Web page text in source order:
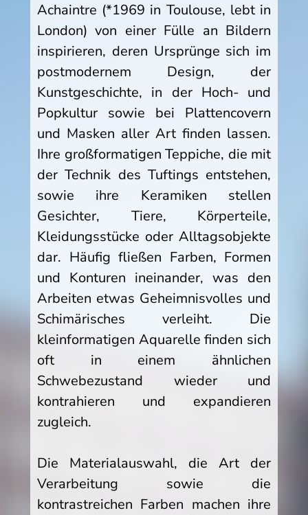
Achaintre (*1969 in Toulouse, lebt in
London) von einer Fülle an Bildern
inspirieren, deren Ursprünge sich im
postmodernem Design, der
Kunstgeschichte, in der Hoch- und
Popkultur sowie bei Plattencovern
und Masken aller Art finden lassen.
Ihre großformatigen Teppiche, die mit
der Technik des Tuftings entstehen,
sowie ihre Keramiken stellen
Gesichter, Tiere, Körperteile,
Kleidungsstücke oder Alltagsobjekte
dar. Häufig fließen Farben, Formen
und Konturen ineinander, was den
Arbeiten etwas Geheimnisvolles und
Schimärisches verleiht. Die
kleinformatigen Aquarelle finden sich
oft in einem ähnlichen
Schwebezustand wieder und
kontrahieren und expandieren
zugleich.
Die Materialauswahl, die Art der
Verarbeitung sowie die
kontrastreichen Farben machen ihre